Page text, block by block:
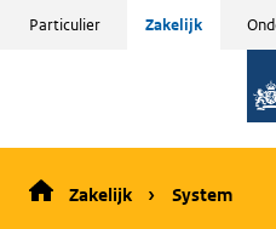
Sla
naar
inhoud
Particulier Zakelijk
Zakelijk System